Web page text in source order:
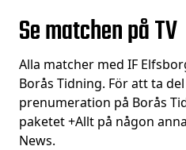
Se matchen på TV
Alla matcher med IF
Borås Tidning. För att ta
prenumeration på Borås
paketet +Allt på någon
News.